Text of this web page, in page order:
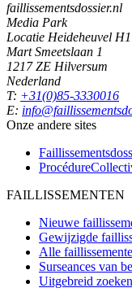
faillissementsdossier.nl
Media Park
Locatie Heideheuvel H1
Mart Smeetslaan 1
1217 ZE Hilversum
Nederland
T: +31(0)85-3330016
E:
Onze andere sites
FAILLISSEMENTEN
Nieuwe
Gewijzigde
Alle
Surseances van
Uitgebreid zoeken